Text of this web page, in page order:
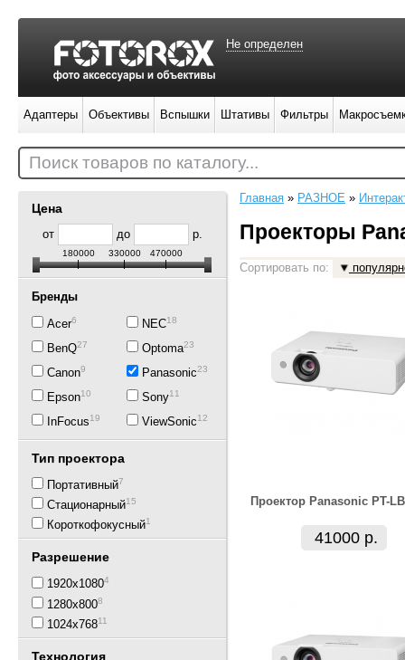
Цена
от до р.
180000 330000 470000
Бренды
Acer6
BenQ27
Canon9
Epson10
InFocus19
NEC18
Optoma23
Panasonic23
Sony11
ViewSonic12
Тип проектора
Портативный7
Стационарный15
Короткофокусный1
Разрешение
1920x10804
1280x8008
1024x76811
Технология
Главная » РАЗНОЕ »
Проекторы
Сортировать по:
Проектор Panasonic PT-
41000 р.
Не определен
Адаптеры Объективы Вспышки Штативы Фильтры
Поиск товаров по каталогу...